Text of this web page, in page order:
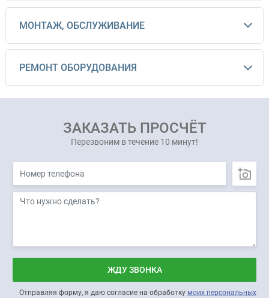
МОНТАЖ, ОБСЛУЖИВАНИЕ
РЕМОНТ ОБОРУДОВАНИЯ
ЗАКАЗАТЬ ПРОСЧЁТ
Перезвоним в течение 10 минут!
ЖДУ ЗВОНКА
Отправляя форму, я даю согласие на обработку моих персональных